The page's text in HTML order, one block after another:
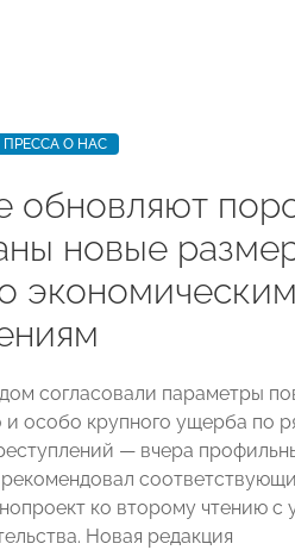
ПРЕССА О НАС
обновляют
новые
экономическим
согласовали параметры
и особо крупного ущерба по
— вчера
ко второму чтению с
Новая редакция